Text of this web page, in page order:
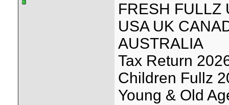
FRESH FULLZ
USA UK
AUSTRALIA
Tax Return
Children Fullz
Young & Old